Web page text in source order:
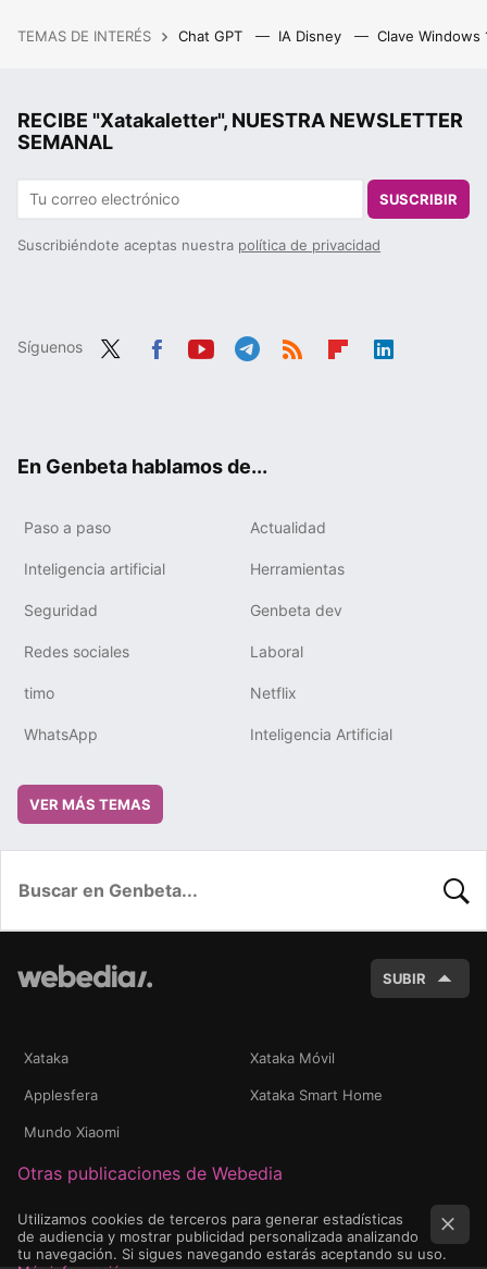
TEMAS DE INTERÉS Chat GPT IA Disney Clave Windows
RECIBE "Xatakaletter", NUESTRA NEWSLETTER
SEMANAL
SUSCRIBIR
Suscribiéndote aceptas nuestra política de privacidad
Síguenos
En Genbeta hablamos de...
Paso a paso Actualidad
Inteligencia artificial Herramientas
Seguridad Genbeta dev
Redes sociales Laboral
timo Netflix
WhatsApp Inteligencia Artificial
VER MÁS TEMAS
SUBIR
Xataka Xataka Móvil
Applesfera Xataka Smart Home
Mundo Xiaomi
Otras publicaciones de Webedia
Utilizamos cookies de terceros para generar estadísticas
de audiencia y mostrar publicidad personalizada analizando
tu navegación. Si sigues navegando estarás aceptando su uso.